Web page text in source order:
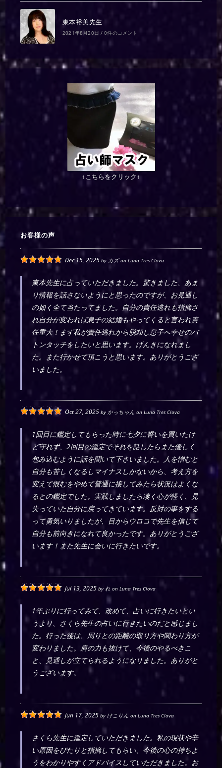
東本裕美先生
2021年8月20日 / 0件のコメント
↑こちらをクリック↑
お客様の声
Dec 15, 2025 by カズonLuna Tres Clova
東本先生に占っていただきました。驚きました、あま
り情報を話さないようにと思ったのですが、お見通し
の如く全て当たってました。自分の責任逃れも指摘さ
れ自分が変われば息子の結婚もやってくると言われ責
任重大！まず私が責任逃れから脱却し息子へ幸せのバ
トンタッチをしたいと思います。げんきになれまし
た。また行かせて頂こうと思います。ありがとうござ
いました。
Oct 27, 2025 by かっちゃん onLuna Tres Clova
1回目に鑑定してもらった時に七夕に誓いを買いたけ
ど守れず、2回目の鑑定でそれを話したらまた優しく
包み込むように話を聞いて下さいました。人を憎むと
自分も苦しくなるしマイナスしかないから、考え方を
変えて恨むをやめて普通に接してみたら状況はよくな
るとの鑑定でした。実践しましたら凄く心が軽く、見
失っていた自分に戻ってきています。反対の事をする
って勇気いりましたが、目からウロコで先生を信じて
自分も前向きになれて良かったです。ありがとうござ
います！また先生に会いに行きたいです。
Jul 13, 2025 byれ onLuna Tres Clova
1年ぶりに行ってみて、改めて、占いに行きたいとい
うより、さくら先生の占いに行きたいのだと感じまし
た。行った後は、周りとの距離の取り方や関わり方が
変わりました。肩の力も抜けて、今後のやるべきこ
と、見通しが立てられるようになりました。ありがと
うございます。
Jun 17, 2025 by けこりん onLuna Tres Clova
さくら先生に鑑定していただきました。私の現状や辛
い原因をぴたりと指摘してもらい、今後の心の持ちよ
うをわかりやすくアドバイスしていただきました。お